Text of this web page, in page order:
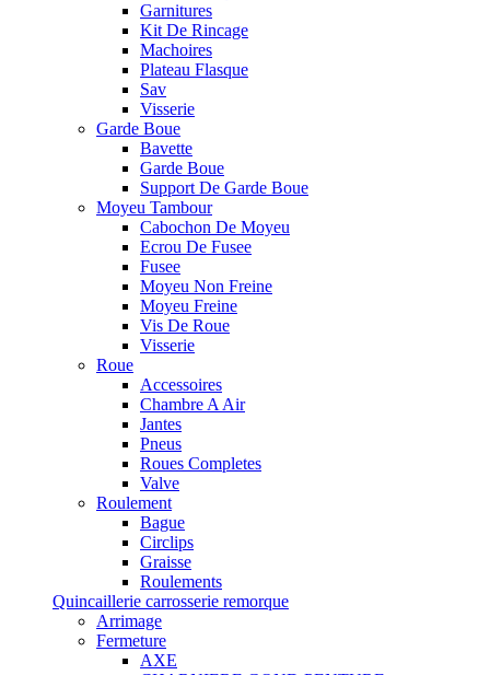
Garnitures
Kit De Rincage
Machoires
Plateau Flasque
Sav
Visserie
Garde Boue
Bavette
Garde Boue
Support De Garde Boue
Moyeu Tambour
Cabochon De Moyeu
Ecrou De Fusee
Fusee
Moyeu Non Freine
Moyeu Freine
Vis De Roue
Visserie
Roue
Accessoires
Chambre A Air
Jantes
Pneus
Roues Completes
Valve
Roulement
Bague
Circlips
Graisse
Roulements
Quincaillerie carrosserie remorque
Arrimage
Fermeture
AXE